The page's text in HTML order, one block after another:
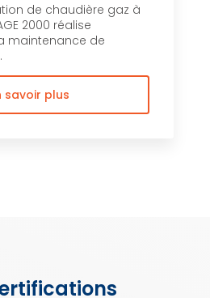
de chaudière gaz à
2000 réalise
maintenance de
savoir plus